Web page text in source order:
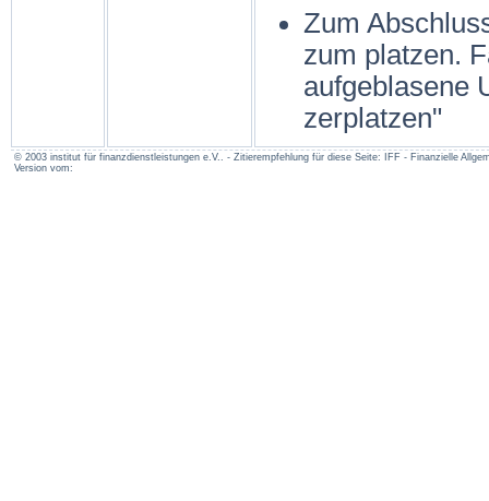
Zum
zum platzen.
aufgeblasene
zerplatzen"
© 2003 institut für finanzdienstleistungen e.V.. - Zitierempfehlung für diese Seite: IFF - Finanzielle
Version vom: